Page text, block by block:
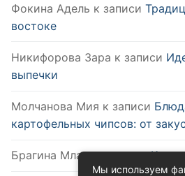
Фокина Адель к записи
востоке
Никифорова Зара к записи
выпечки
Молчанова Мия к записи
картофельных чипсов: от
Брагина Младак записиКак
Мы используем